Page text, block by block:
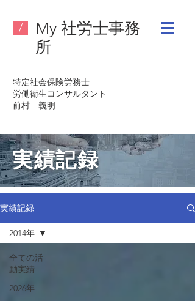
/
My 社労士事務
所
特定社会保険労務士
労働衛生コンサルタント
​前村 義明
実績記録
実績記録
全ての活
動実績
2026年
2014年